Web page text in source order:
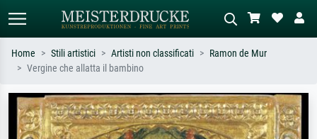
Cerca per artista, titolo o stile – es.
Monet, Notte stellata,
Impressionismo, onda di Hokusai,
Descrivi la scena – es. prato verde,
astratto con molto rosso, dipinto a
olio scuro, nudo in piedi vicino a un
Home Stili artistici Artisti non classificati
Ramon de Mur
Vergine che allatta il bambino